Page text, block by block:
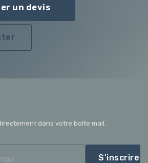
un devis
dans votre boîte mail.
S'inscrire